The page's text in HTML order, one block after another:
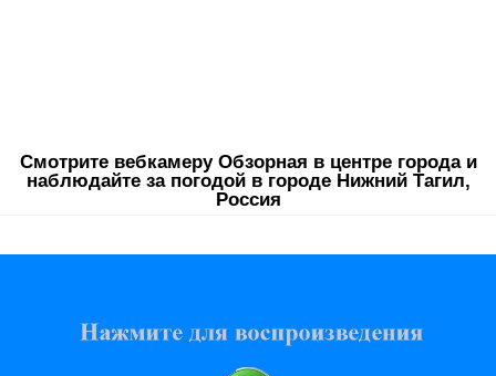
Смотрите вебкамеру Обзорная в центре города и
наблюдайте за погодой в городе Нижний Тагил,
Россия